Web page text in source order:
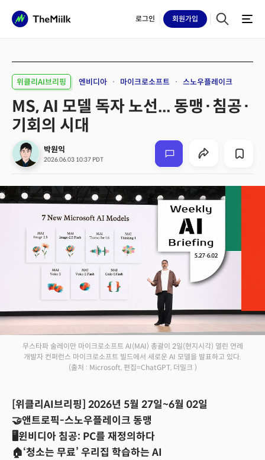
로그인 회원가입
위클리AI브리핑 엔비디아 마이크로소프트 스노우플레이크
MS, AI 모델 독자 노선... 동맹·침공·
기회의 시대
박원익
2026.06.03 10:37 PDT
무스타파 술레이만 마이크로소프트 AI(MAI) 총괄이 2일(현지시각) 열린 연례
개발자 컨퍼런스 마이크로소프트 빌드에서 새로운 AI 모델을 발표하고 있다.
(출처 : Microsoft, 편집=ChatGPT, 더밀크 )
[위클리AI브리핑] 2026년 5월 27일~6월 02일
🤝앤트로픽-스노우플레이크 동맹
🖥️윈비디아 침공: PC를 재정의하다
🏠‘청소는 무료’ 우리집 학습하는 AI